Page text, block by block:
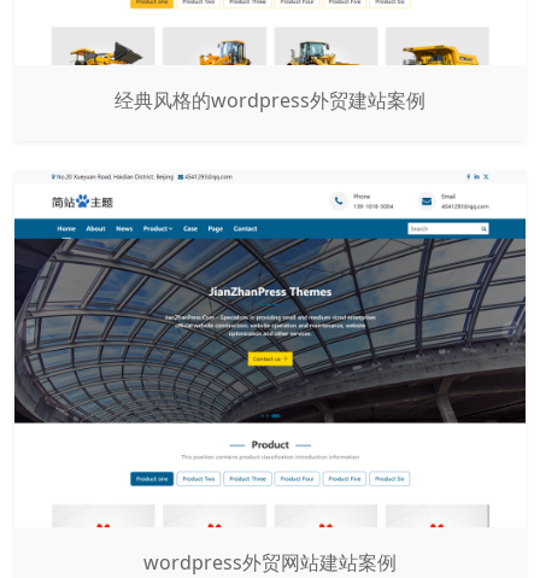
经典风格的wordpress外贸建站案例
wordpress外贸网站建站案例